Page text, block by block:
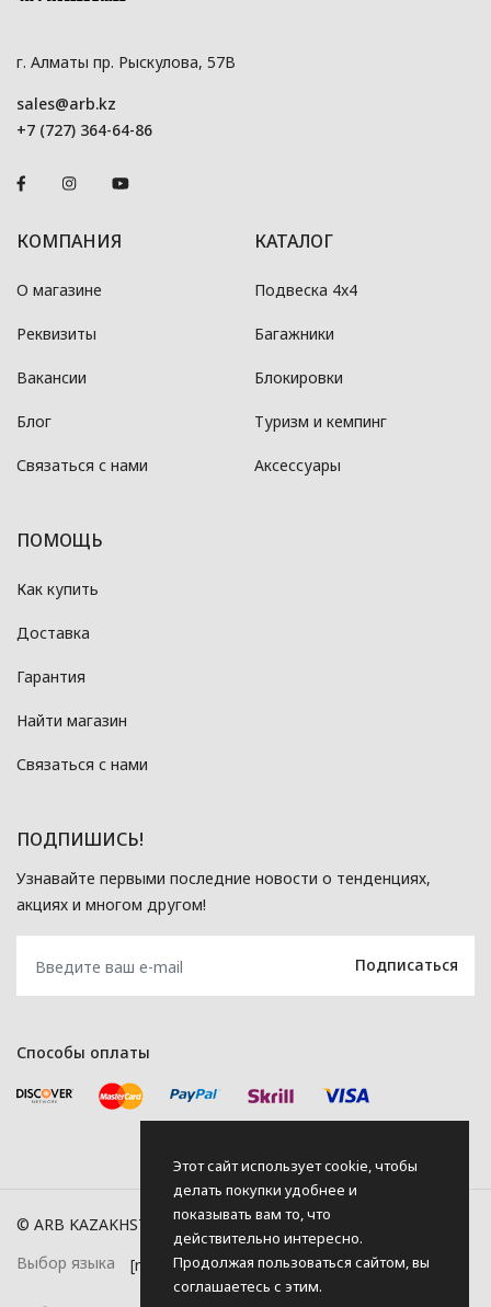
г. Алматы пр. Рыскулова, 57В
sales@arb.kz
+7 (727) 364-64-86
КОМПАНИЯ
О магазине
Реквизиты
Вакансии
Блог
Связаться с нами
КАТАЛОГ
Подвеска 4x4
Багажники
Блокировки
Туризм и кемпинг
Аксессуары
ПОМОЩЬ
Как купить
Доставка
Гарантия
Найти магазин
Связаться с нами
ПОДПИШИСЬ!
Узнавайте первыми последние новости о тенденциях,
акциях и многом другом!
Способы оплаты
© ARB KAZAKHSTAN, 2026
Выбор языка
Этот сайт использует cookie, чтобы
делать покупки удобнее и
показывать вам то, что
действительно интересно.
Продолжая пользоваться сайтом, вы
соглашаетесь с этим.